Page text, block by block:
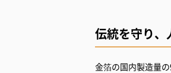
伝統を守り、
金箔の国内製造量